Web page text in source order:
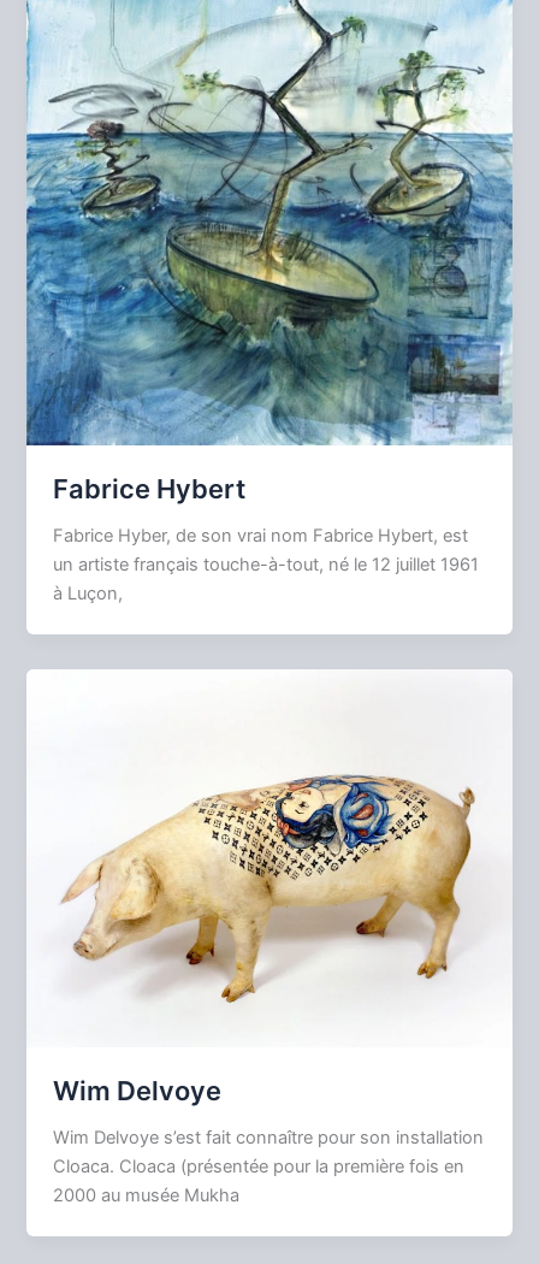
Fabrice Hybert
Fabrice Hyber, de son vrai nom Fabrice Hybert, est
un artiste français touche-à-tout, né le 12 juillet 1961
à Luçon,
Wim Delvoye
Wim Delvoye s’est fait connaître pour son installation
Cloaca. Cloaca (présentée pour la première fois en
2000 au musée Mukha